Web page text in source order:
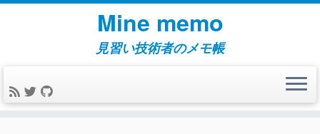
コ
ン
ツ
へ
Mine memo
見習い技術者のメモ帳